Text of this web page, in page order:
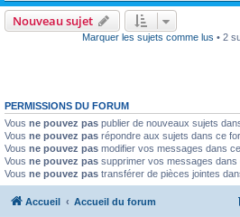
Nouveau sujet
Marquer les sujets comme lus • 2
PERMISSIONS DU FORUM
Vous ne pouvez pas publier de nouveaux sujets
Vous ne pouvez pas répondre aux sujets dans ce
Vous ne pouvez pas modifier vos messages dans
Vous ne pouvez pas supprimer vos messages dans
Vous ne pouvez pas transférer de pièces jointes
Accueil Accueil du forum